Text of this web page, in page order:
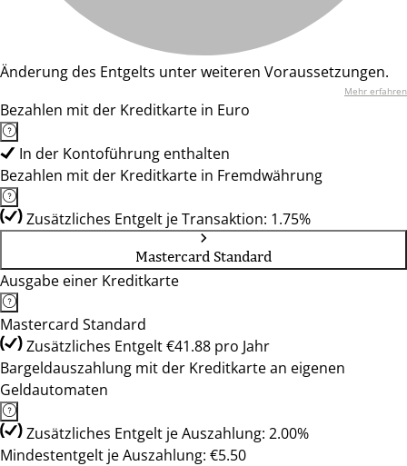
Änderung des Entgelts unter weiteren Voraussetzungen.
Mehr erfahren
Bezahlen mit der Kreditkarte in Euro
In der Kontoführung enthalten
Bezahlen mit der Kreditkarte in Fremdwährung
Zusätzliches Entgelt je Transaktion: 1.75%
Mastercard Standard
Ausgabe einer Kreditkarte
Mastercard Standard
Zusätzliches Entgelt €41.88 pro Jahr
Bargeldauszahlung mit der Kreditkarte an eigenen
Geldautomaten
Zusätzliches Entgelt je Auszahlung: 2.00%
Mindestentgelt je Auszahlung: €5.50